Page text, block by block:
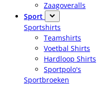
Zaagoveralls
Sport
Sportshirts
Teamshirts
Voetbal Shirts
Hardloop Shirts
Sportpolo's
Sportbroeken